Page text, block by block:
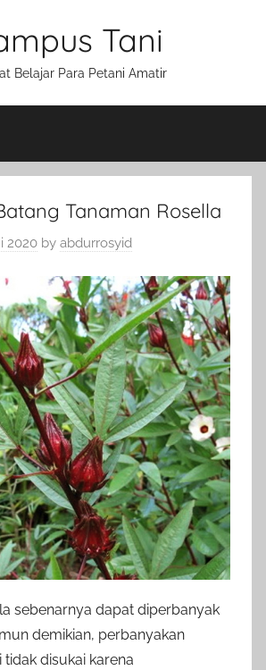
Tani
Belajar Para Petani Amatir
Tanaman Rosella
2020 by abdurrosyid
sebenarnya dapat diperbanyak
demikian, perbanyakan
disukai karena